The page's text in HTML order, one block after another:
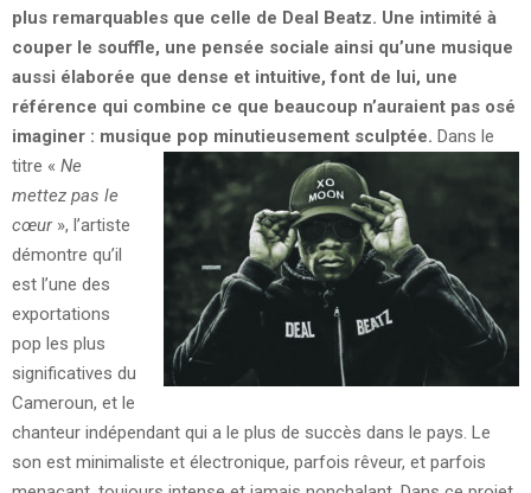
plus remarquables que celle de Deal Beatz. Une intimité à
couper le souffle, une pensée sociale ainsi qu’une musique
aussi élaborée que dense et intuitive, font de lui, une
référence qui combine ce que beaucoup n’auraient pas osé
imaginer : musique pop minutieusement sculptée. Dans le
titre « Ne
mettez pas le
cœur », l’artiste
démontre qu’il
est l’une des
exportations
pop les plus
significatives du
Cameroun, et le
chanteur indépendant qui a le plus de succès dans le pays. Le
son est minimaliste et électronique, parfois rêveur, et parfois